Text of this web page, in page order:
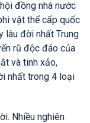
đồng nhà nước
vật thể cấp quốc
lâu đời nhất Trung
rũ độc đáo của
và tinh xảo,
nhất trong 4 loại
Nhiều nghiên